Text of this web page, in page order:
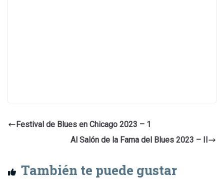
Festival de Blues en Chicago 2023 – 1
Al Salón de la Fama del Blues 2023 – II
También te puede gustar